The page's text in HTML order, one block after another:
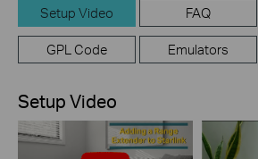
Setup Video FAQ
GPL Code Emulators
Setup Video